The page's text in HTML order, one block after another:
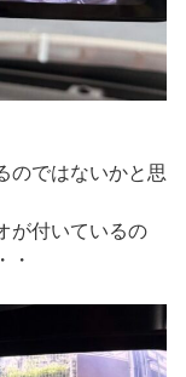
のではないかと思
が付いているの
・